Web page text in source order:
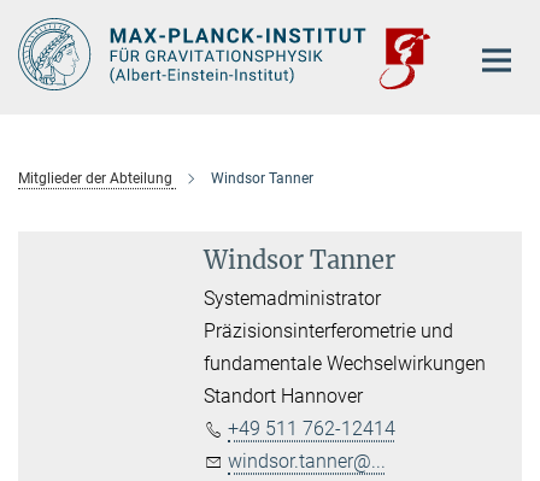
Hauptinhalt
Mitglieder der Abteilung Windsor Tanner
Windsor Tanner
Systemadministrator
Präzisionsinterferometrie und
fundamentale Wechselwirkungen
Standort Hannover
+49 511 762-12414
windsor.tanner@...